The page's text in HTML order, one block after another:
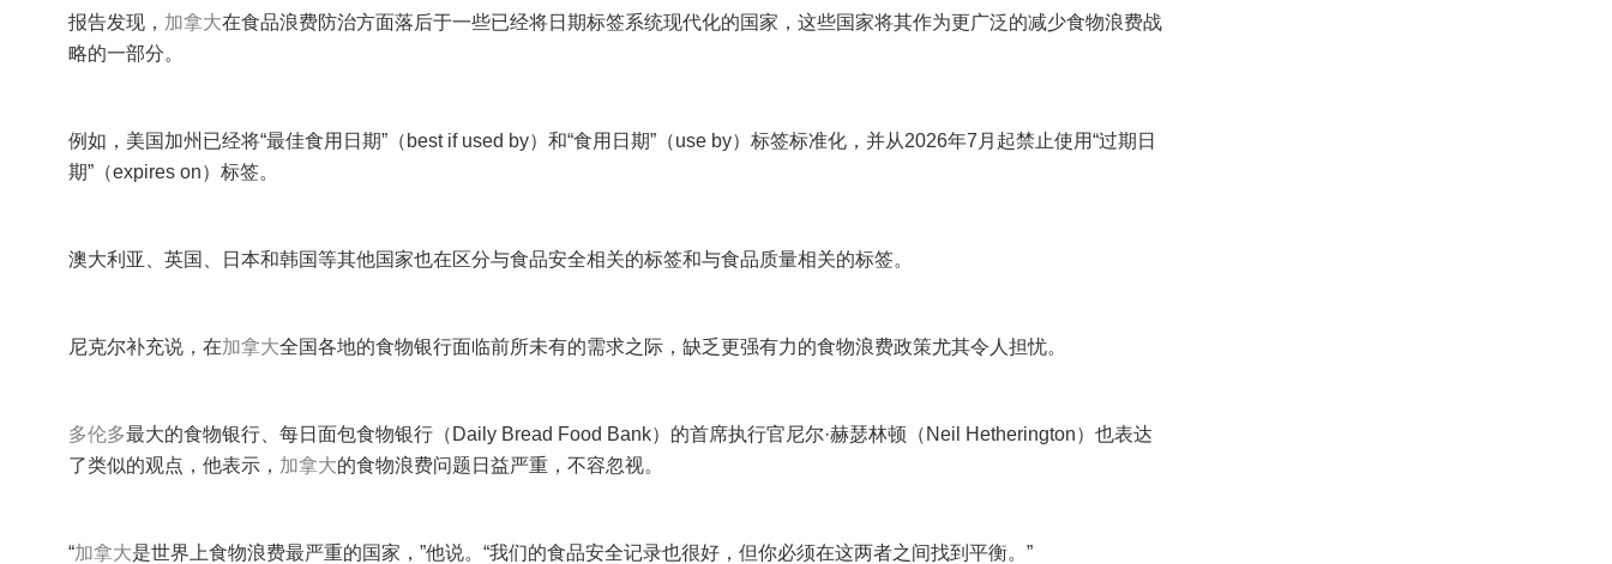
报告发现， 加拿大在食品浪费防治方面落后于一些已经将日期标签系统现代化的国家，这些国家将其作为更广泛的减少食物浪费战
略的一部分。
例如，美国加州已经将“最佳食用日期”（best if used by）和“食用日期”（use by）标签标准化，并从2026年7月起禁止使用“过期日
期”（expires on）标签。
澳大利亚、英国、日本和韩国等其他国家也在区分与食品安全相关的标签和与食品质量相关的标签。
尼克尔补充说，在加拿大全国各地的食物银行面临前所未有的需求之际，缺乏更强有力的食物浪费政策尤其令人担忧。
多伦多最大的食物银行、每日面包食物银行（Daily Bread Food Bank）的首席执行官尼尔·赫瑟林顿（Neil Hetherington）也表达
了类似的观点，他表示， 加拿大的食物浪费问题日益严重，不容忽视。
“加拿大是世界上食物浪费最严重的国家，”他说。“我们的食品安全记录也很好，但你必须在这两者之间找到平衡。”